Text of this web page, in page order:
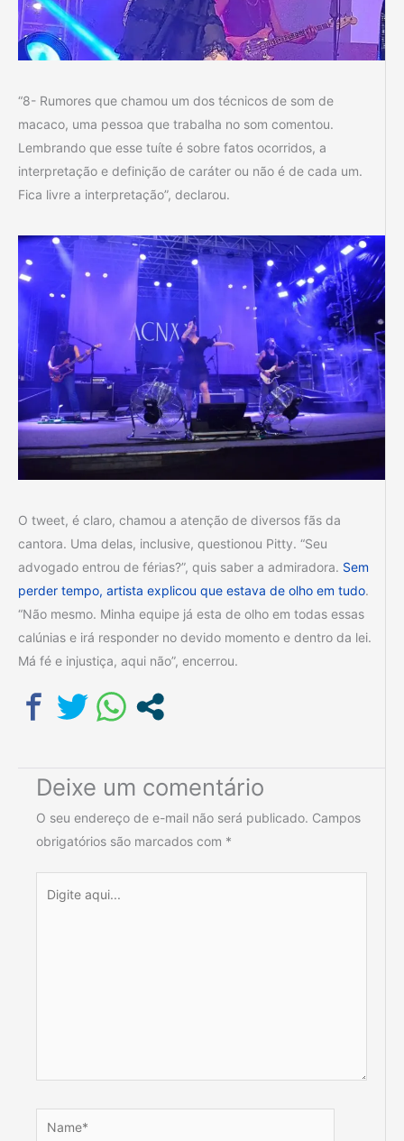
“8- Rumores que chamou um dos técnicos de som de
macaco, uma pessoa que trabalha no som comentou.
Lembrando que esse tuíte é sobre fatos ocorridos, a
interpretação e definição de caráter ou não é de cada um.
Fica livre a interpretação”, declarou.
O tweet, é claro, chamou a atenção de diversos fãs da
cantora. Uma delas, inclusive, questionou Pitty. “Seu
advogado entrou de férias?”, quis saber a admiradora. Sem
perder tempo, artista explicou que estava de olho em tudo.
“Não mesmo. Minha equipe já esta de olho em todas essas
calúnias e irá responder no devido momento e dentro da lei.
Má fé e injustiça, aqui não”, encerrou.
Deixe um comentário
O seu endereço de e-mail não será publicado. Campos
obrigatórios são marcados com *
aqui...